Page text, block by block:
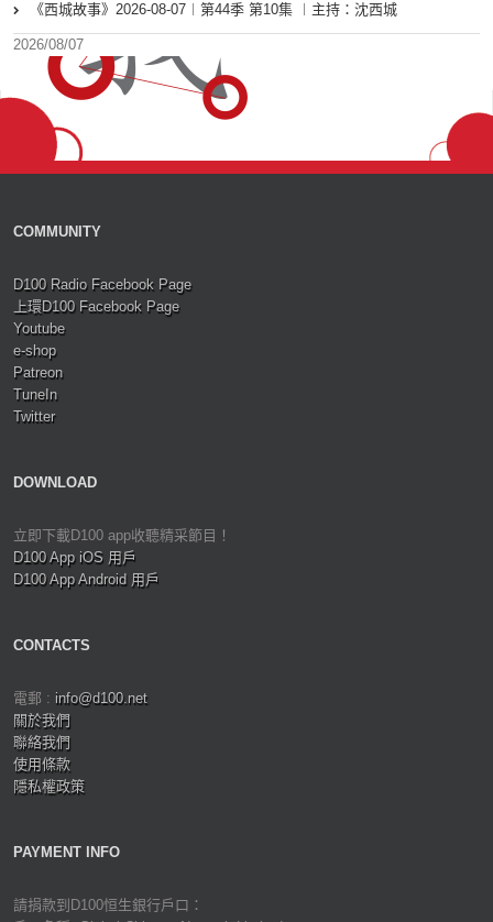
《西城故事》2026-08-07︱第44季 第10集 ︱主持：沈西城
2026/08/07
COMMUNITY
D100 Radio Facebook Page
上環D100 Facebook Page
Youtube
e-shop
Patreon
TuneIn
Twitter
DOWNLOAD
立即下載D100 app收聽精采節目！
D100 App iOS 用戶
D100 App Android 用戶
CONTACTS
電郵 : info@d100.net
關於我們
聯絡我們
使用條款
隱私權政策
PAYMENT INFO
請捐款到D100恒生銀行戶口：